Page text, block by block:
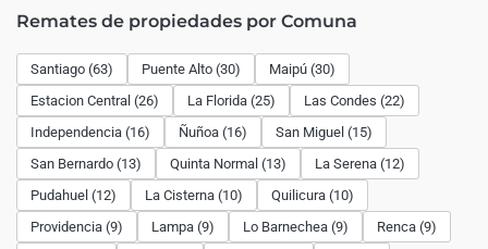
Remates de propiedades por Comuna
Santiago (63) Puente Alto (30)
Maipú (30)
Estacion Central (26)
La Florida (25)
Las Condes (22)
Independencia (16)
Ñuñoa (16)
San Miguel (15)
San Bernardo (13)
Quinta Normal (13)
La Serena (12)
Pudahuel (12)
La Cisterna (10)
Quilicura (10)
Providencia (9)
Lampa (9) Lo Barnechea (9)
Renca (9)